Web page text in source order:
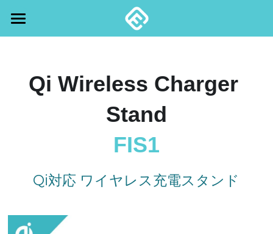
Bluetooth Speakers
CW1L 高音質防水Bluetoothスピーカー
CW1M 防水防塵長時間 Bluetoothスピーカー
MS2 -Qi2対応 MagSafe互換 ワイヤレス充電
ECC1 -AirPods対応イヤホン充電器
HW2 Case
Accessories
Qi Wireless Charger
Stand
FIS1
Qi対応 ワイヤレス充電スタンド